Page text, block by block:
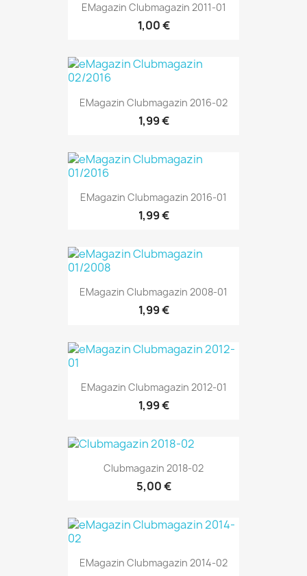
EMagazin Clubmagazin 2011-01
1,00 €
EMagazin Clubmagazin 2016-02
1,99 €
EMagazin Clubmagazin 2016-01
1,99 €
EMagazin Clubmagazin 2008-01
1,99 €
EMagazin Clubmagazin 2012-01
1,99 €
Clubmagazin 2018-02
5,00 €
EMagazin Clubmagazin 2014-02